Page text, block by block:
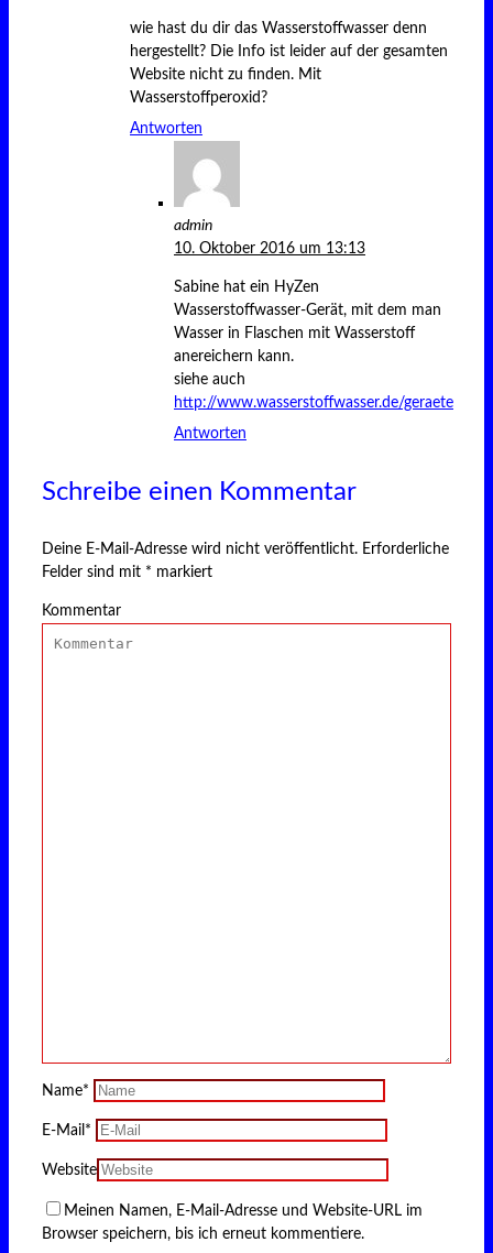
wie hast du dir das Wasserstoffwasser denn
hergestellt? Die Info ist leider auf der gesamten
Website nicht zu finden. Mit
Wasserstoffperoxid?
Antworten
admin
10. Oktober 2016 um 13:13
Sabine hat ein HyZen
Wasserstoffwasser-Gerät, mit dem man
Wasser in Flaschen mit Wasserstoff
anereichern kann.
siehe auch
http://www.wasserstoffwasser.de/geraete
Antworten
Schreibe einen Kommentar
Deine E-Mail-Adresse wird nicht veröffentlicht. Erforderliche
Felder sind mit * markiert
Kommentar
Name*
E-Mail *
Website
Meinen Namen, E-Mail-Adresse und Website-URL im
Browser speichern, bis ich erneut kommentiere.